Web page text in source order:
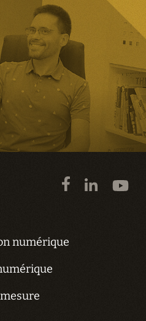
numérique